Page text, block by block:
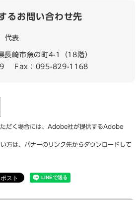
るお問い合わせ先
代表
長崎市魚の町4-1（18階）
Fax：095-829-1168
ただく場合には、Adobe社が提供するAdobe
方は、バナーのリンク先からダウンロードして